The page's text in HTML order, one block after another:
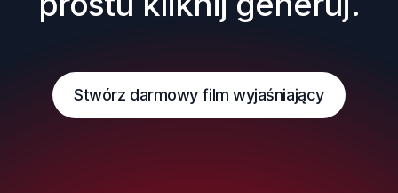
Stwórz darmowy film wyjaśniający